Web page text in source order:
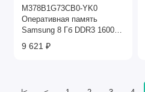
M378B1G73CB0-YK0
Оперативная память
Samsung 8 Гб DDR3 1600
МГц
9 621 ₽